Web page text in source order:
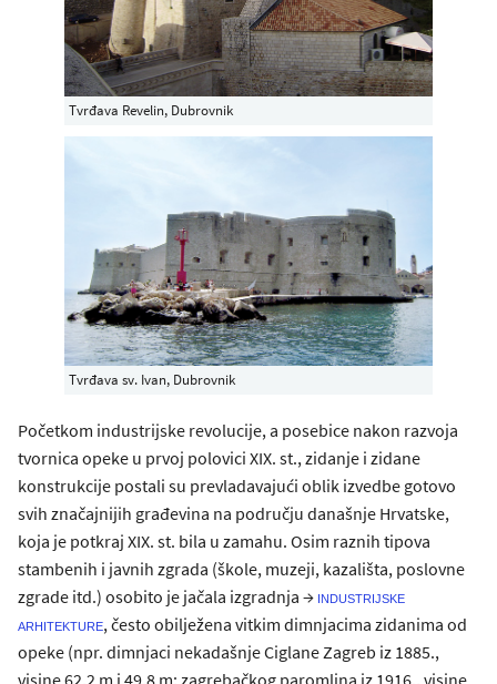
Tvrđava Revelin, Dubrovnik
Tvrđava sv. Ivan, Dubrovnik
Početkom industrijske revolucije, a posebice nakon razvoja
tvornica opeke u prvoj polovici XIX. st., zidanje i zidane
konstrukcije postali su prevladavajući oblik izvedbe gotovo
svih značajnijih građevina na području današnje Hrvatske,
koja je potkraj XIX. st. bila u zamahu. Osim raznih tipova
stambenih i javnih zgrada (škole, muzeji, kazališta, poslovne
zgrade itd.) osobito je jačala izgradnja → industrijske
arhitekture, često obilježena vitkim dimnjacima zidanima od
opeke (npr. dimnjaci nekadašnje Ciglane Zagreb iz 1885.,
visine 62,2 m i 49,8 m; zagrebačkog paromlina iz 1916., visine